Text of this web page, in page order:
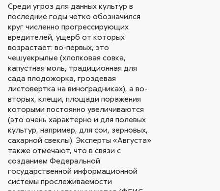
Среди угроз для данных культур в
последние годы четко обозначился
круг численно прогрессирующих
вредителей, ущерб от которых
возрастает: во-первых, это
чешуекрылые (хлопковая совка,
капустная моль, традиционная для
сада плодожорка, гроздевая
листовертка на виноградниках), а во-
вторых, клещи, площади поражения
которыми постоянно увеличиваются
(это очень характерно и для полевых
культур, например, для сои, зерновых,
сахарной свеклы). Эксперты «Августа»
также отмечают, что в связи с
созданием Федеральной
государственной информационной
системы прослеживаемости